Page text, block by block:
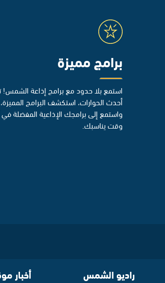
برامج مميزة
استمع بلا حدود مع برامج إذاعة الشمس!
أحدث الحوارات، استكشف البرامج المميزة،
واستمع إلى برامجك الإذاعية المفضلة
وقت يناسبك.
راديو الشمس أخبار